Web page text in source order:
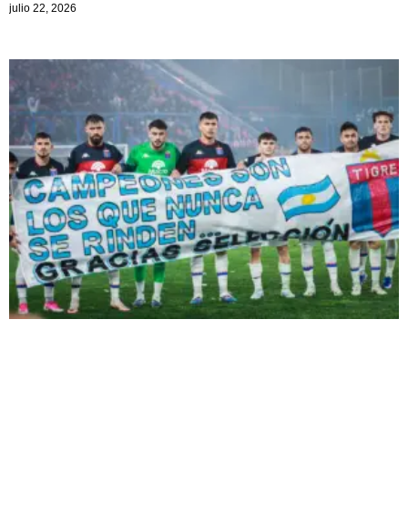
julio 22, 2026